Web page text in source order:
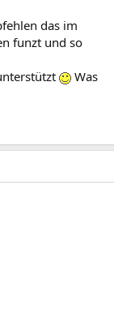
das im
funzt und so
Was